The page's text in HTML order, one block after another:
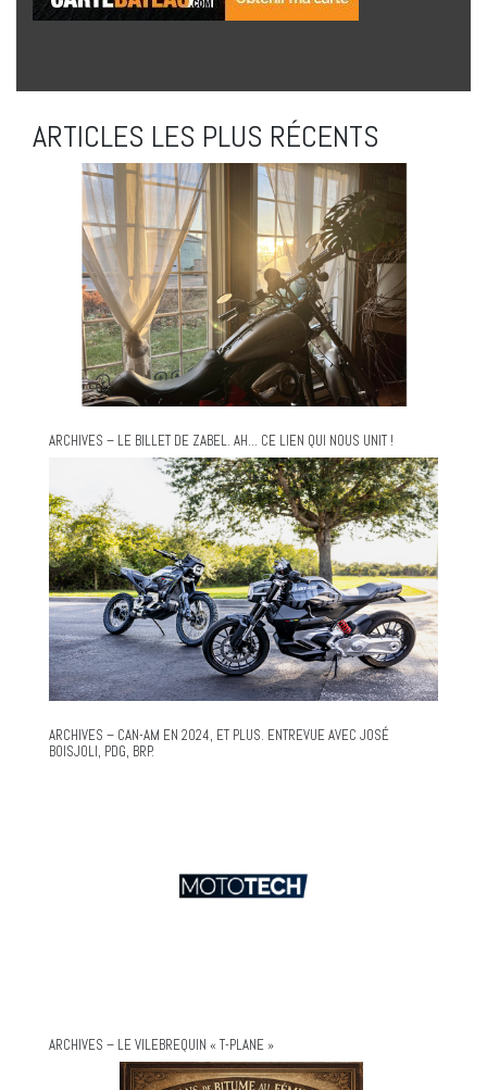
ARTICLES LES PLUS RÉCENTS
ARCHIVES – LE BILLET DE ZABEL. AH… CE LIEN QUI NOUS UNIT !
ARCHIVES – CAN-AM EN 2024, ET PLUS. ENTREVUE AVEC JOSÉ
BOISJOLI, PDG, BRP.
ARCHIVES – LE VILEBREQUIN « T-PLANE »